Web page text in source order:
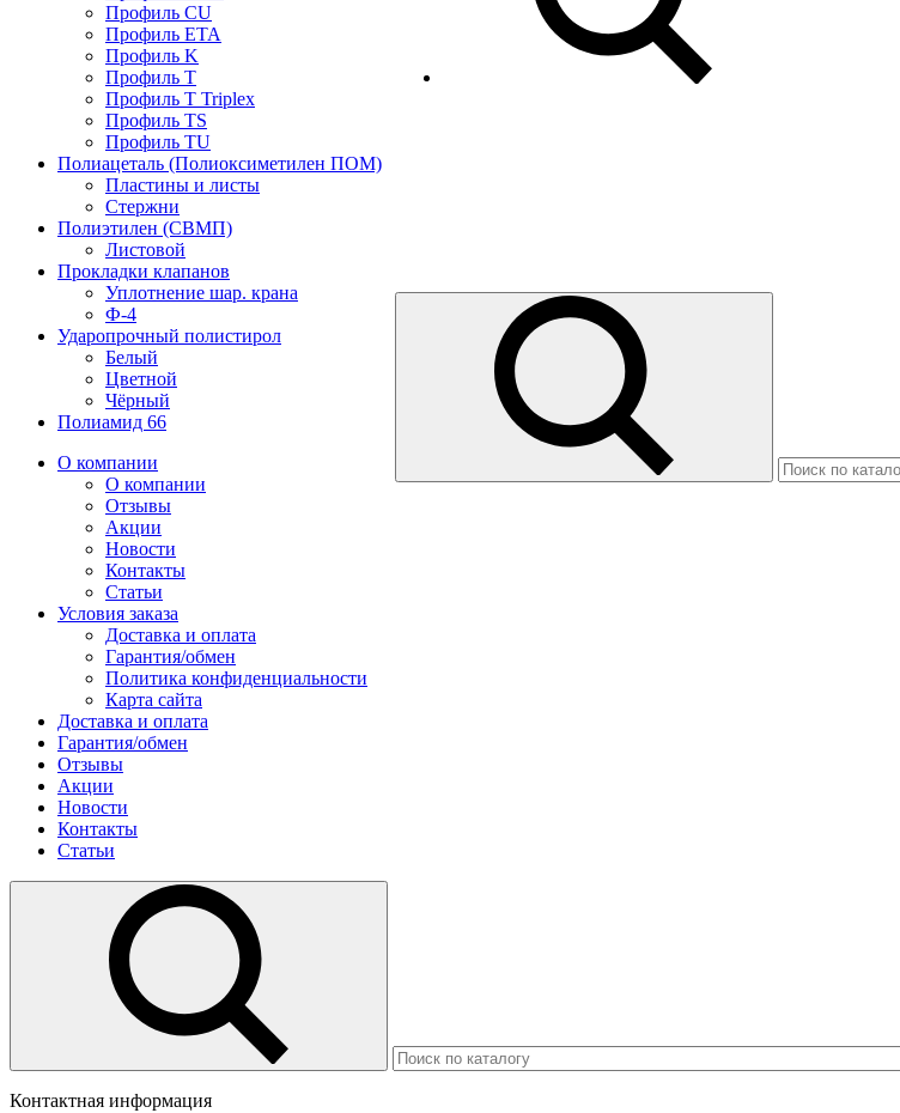
Профиль CU
Профиль ETA
Профиль K
Профиль T
Профиль T Triplex
Профиль TS
Профиль TU
Полиацеталь (Полиоксиметилен ПОМ)
Пластины и листы
Стержни
Полиэтилен (СВМП)
Листовой
Прокладки клапанов
Уплотнение шар. крана
Ф-4
Ударопрочный полистирол
Белый
Цветной
Чёрный
Полиамид 66
О компании
О компании
Отзывы
Акции
Новости
Контакты
Статьи
Условия заказа
Доставка и оплата
Гарантия/обмен
Политика конфиденциальности
Карта сайта
Доставка и оплата
Гарантия/обмен
Отзывы
Акции
Новости
Контакты
Статьи
Контактная информация